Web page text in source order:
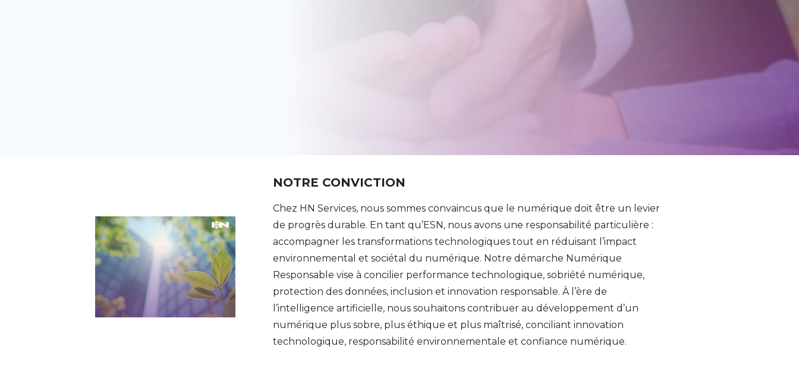
NOTRE CONVICTION
Chez HN Services, nous sommes convaincus que le numérique doit être un levier
de progrès durable. En tant qu’ESN, nous avons une responsabilité particulière :
accompagner les transformations technologiques tout en réduisant l’impact
environnemental et sociétal du numérique. Notre démarche Numérique
Responsable vise à concilier performance technologique, sobriété numérique,
protection des données, inclusion et innovation responsable. À l’ère de
l’intelligence artificielle, nous souhaitons contribuer au développement d’un
numérique plus sobre, plus éthique et plus maîtrisé, conciliant innovation
technologique, responsabilité environnementale et confiance numérique.